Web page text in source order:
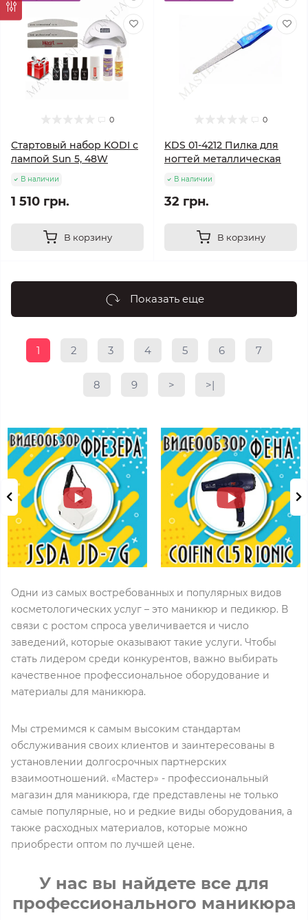
0
Стартовый набор KODI с
лампой Sun 5, 48W
В наличии
1 510 грн.
В корзину
0
KDS 01-4212 Пилка для
ногтей металлическая
В наличии
32 грн.
В корзину
Показать еще
1 2 3 4 5 6 7
8 9 > >|
Одни из самых востребованных и популярных видов
косметологических услуг – это маникюр и педикюр. В
связи с ростом спроса увеличивается и число
заведений, которые оказывают такие услуги. Чтобы
стать лидером среди конкурентов, важно выбирать
качественное профессиональное оборудование и
материалы для маникюра.
Мы стремимся к самым высоким стандартам
обслуживания своих клиентов и заинтересованы в
установлении долгосрочных партнерских
взаимоотношений. «Мастер» - профессиональный
магазин для маникюра, где представлены не только
самые популярные, но и редкие виды оборудования, а
также расходных материалов, которые можно
приобрести оптом по лучшей цене.
У нас вы найдете все для
профессионального маникюра